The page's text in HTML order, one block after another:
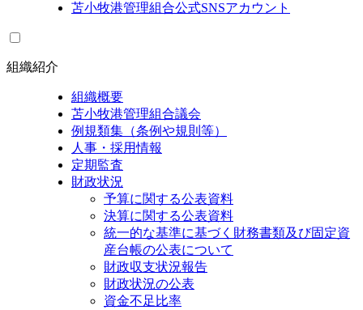
苫小牧港管理組合公式SNSアカウント
組織紹介
組織概要
苫小牧港管理組合議会
例規類集（条例や規則等）
人事・採用情報
定期監査
財政状況
予算に関する公表資料
決算に関する公表資料
統一的な基準に基づく財務書類及び固定資
産台帳の公表について
財政収支状況報告
財政状況の公表
資金不足比率